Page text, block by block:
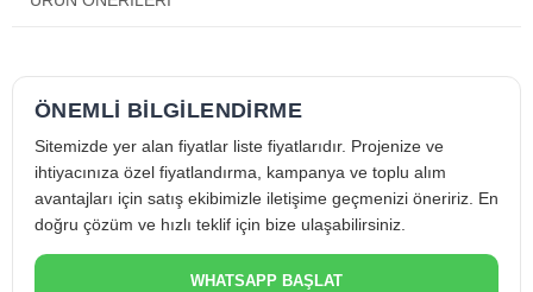
ÖNEMLİ BİLGİLENDİRME
Sitemizde yer alan fiyatlar liste fiyatlarıdır. Projenize ve
ihtiyacınıza özel fiyatlandırma, kampanya ve toplu alım
avantajları için satış ekibimizle iletişime geçmenizi öneririz. En
doğru çözüm ve hızlı teklif için bize ulaşabilirsiniz.
WHATSAPP BAŞLAT